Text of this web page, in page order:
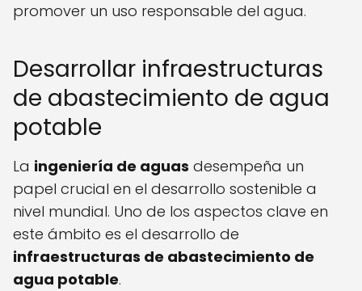
promover un uso responsable del agua.
Desarrollar infraestructuras
de abastecimiento de agua
potable
La ingeniería de aguas desempeña un
papel crucial en el desarrollo sostenible a
nivel mundial. Uno de los aspectos clave en
este ámbito es el desarrollo de
infraestructuras de abastecimiento de
agua potable.